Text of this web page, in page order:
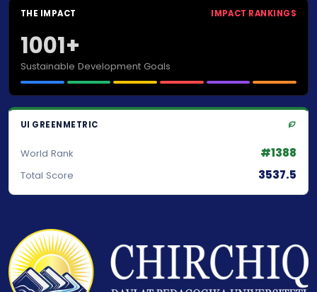
THE IMPACT IMPACT RANKINGS
1001+
Sustainable Development Goals
UI GREENMETRIC
World Rank #1388
Total Score 3537.5